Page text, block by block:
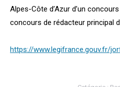
Alpes-Côte d’Azur d’un
concours de rédacteur principal
https://www.legifrance.gouv.fr/